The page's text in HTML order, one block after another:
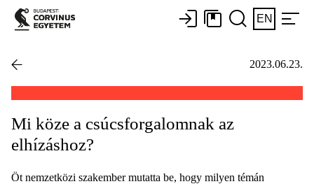
EN
2023.06.23.
Mi köze a csúcsforgalomnak az
elhízáshoz?
Öt nemzetközi szakember mutatta be, hogy milyen témán